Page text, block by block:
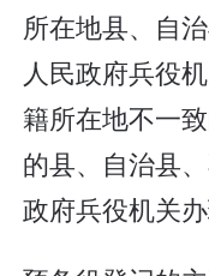
所在地县、自
人民政府兵役
籍所在地不一
的县、自治县
政府兵役机关办